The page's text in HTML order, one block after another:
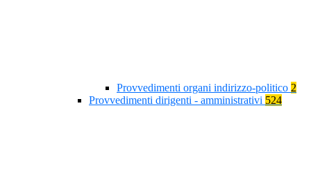
Provvedimenti organi indirizzo-politico 2
Provvedimenti dirigenti - amministrativi 524